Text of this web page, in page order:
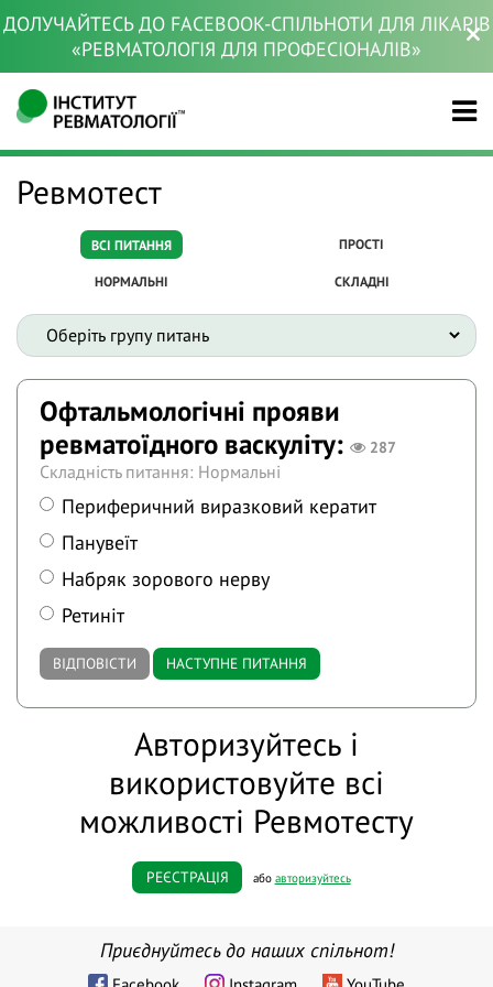
ДОЛУЧАЙТЕСЬ ДО FACEBOOK-СПІЛЬНОТИ ДЛЯ ЛІКАРІВ
«РЕВМАТОЛОГІЯ ДЛЯ ПРОФЕСІОНАЛІВ»
Ревмотест
ВСІ ПИТАННЯ ПРОСТІ
НОРМАЛЬНІ СКЛАДНІ
Офтальмологічні прояви
ревматоїдного васкуліту:
287
Складність питання: Нормальні
Периферичний виразковий кератит
Панувеїт
Набряк зорового нерву
Ретиніт
ВІДПОВІСТИ НАСТУПНЕ ПИТАННЯ
Авторизуйтесь і
використовуйте всі
можливості Ревмотесту
РЕЄСТРАЦІЯ або авторизуйтесь
Приєднуйтесь до наших спільнот!